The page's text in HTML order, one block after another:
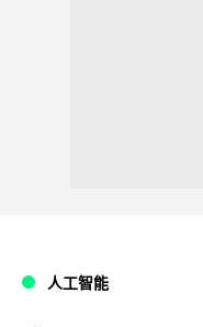
人工智能